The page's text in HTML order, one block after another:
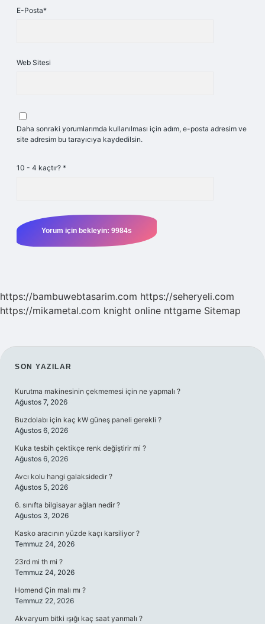
E-Posta*
Web Sitesi
Daha sonraki yorumlarımda kullanılması için adım, e-posta adresim ve
site adresim bu tarayıcıya kaydedilsin.
10 - 4 kaçtır? *
https://bambuwebtasarim.com https://seheryeli.com
https://mikametal.com knight online nttgame Sitemap
SIDEBAR
SON YAZILAR
Kurutma makinesinin çekmemesi için ne yapmalı ?
Ağustos 7, 2026
Buzdolabı için kaç kW güneş paneli gerekli ?
Ağustos 6, 2026
Kuka tesbih çektikçe renk değiştirir mi ?
Ağustos 6, 2026
Avcı kolu hangi galaksidedir ?
Ağustos 5, 2026
6. sınıfta bilgisayar ağları nedir ?
Ağustos 3, 2026
Kasko aracının yüzde kaçı karsiliyor ?
Temmuz 24, 2026
23rd mi th mi ?
Temmuz 24, 2026
Homend Çin malı mı ?
Temmuz 22, 2026
Akvaryum bitki ışığı kaç saat yanmalı ?